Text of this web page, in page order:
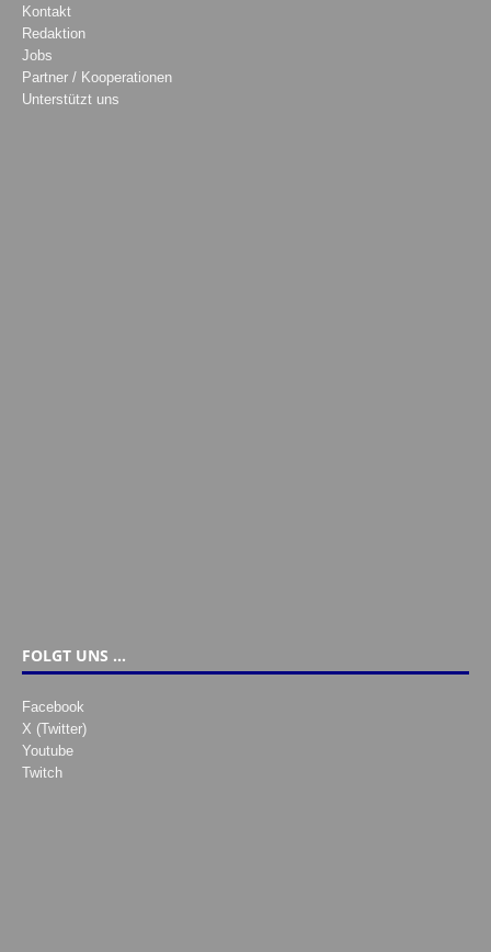
Kontakt
Redaktion
Jobs
Partner / Kooperationen
Unterstützt uns
FOLGT UNS …
Facebook
X (Twitter)
Youtube
Twitch